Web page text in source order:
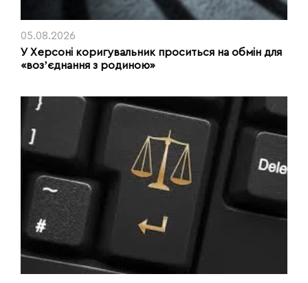
05.08.2026
У Херсоні коригувальник проситься на обмін для
«возʼєднання з родиною»